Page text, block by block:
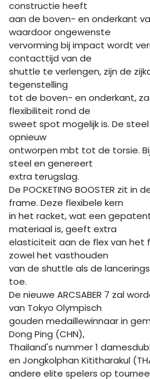
constructie heeft
aan de boven- en onderkant
waardoor ongewenste
vervorming bij impact wordt
contacttijd van de
shuttle te verlengen, zijn de
tegenstelling
tot de boven- en onderkant,
flexibiliteit rond de
sweet spot mogelijk is. De steel
opnieuw
ontworpen mbt tot de torsie.
steel en genereert
extra terugslag.
De POCKETING BOOSTER zit in
frame. Deze flexibele kern
in het racket, wat een
materiaal is, geeft extra
elasticiteit aan de flex van het
zowel het vasthouden
van de shuttle als de
toe.
De nieuwe ARCSABER 7 zal
van Tokyo Olympisch
gouden medaillewinnaar in
Dong Ping (CHN),
Thailand's nummer 1
en Jongkolphan Kititharakul
andere elite spelers op